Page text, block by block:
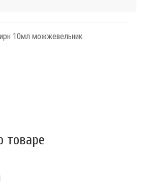
10мл можжевельник
товаре